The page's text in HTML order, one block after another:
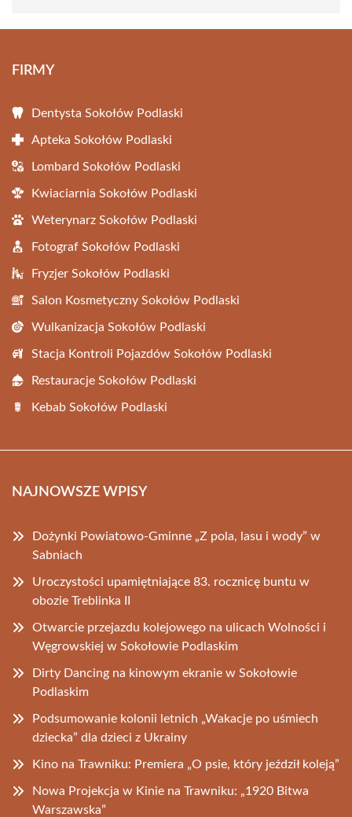
FIRMY
Dentysta Sokołów Podlaski
Apteka Sokołów Podlaski
Lombard Sokołów Podlaski
Kwiaciarnia Sokołów Podlaski
Weterynarz Sokołów Podlaski
Fotograf Sokołów Podlaski
Fryzjer Sokołów Podlaski
Salon Kosmetyczny Sokołów Podlaski
Wulkanizacja Sokołów Podlaski
Stacja Kontroli Pojazdów Sokołów Podlaski
Restauracje Sokołów Podlaski
Kebab Sokołów Podlaski
NAJNOWSZE WPISY
Dożynki Powiatowo-Gminne „Z pola, lasu i wody” w
Sabniach
Uroczystości upamiętniające 83. rocznicę buntu w
obozie Treblinka II
Otwarcie przejazdu kolejowego na ulicach Wolności i
Węgrowskiej w Sokołowie Podlaskim
Dirty Dancing na kinowym ekranie w Sokołowie
Podlaskim
Podsumowanie kolonii letnich „Wakacje po uśmiech
dziecka” dla dzieci z Ukrainy
Kino na Trawniku: Premiera „O psie, który jeździł koleją”
Nowa Projekcja w Kinie na Trawniku: „1920 Bitwa
Warszawska”